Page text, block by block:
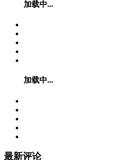
加载中...
加载中...
最新评论